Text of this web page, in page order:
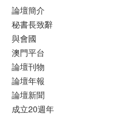
論壇簡介
秘書長致辭
與會國
澳門平台
論壇刊物
論壇年報
論壇新聞
成立20週年